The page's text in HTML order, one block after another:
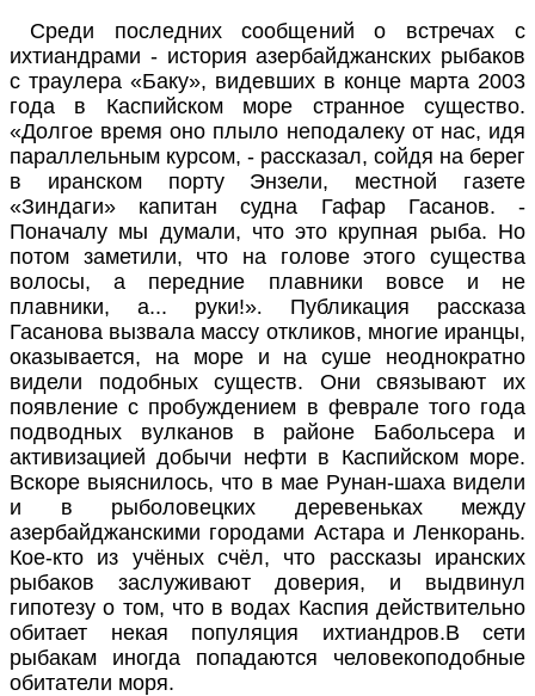
Среди последних сообщений о встречах с
ихтиандрами - история азербайджанских рыбаков
с траулера «Баку», видевших в конце марта 2003
года в Каспийском море странное существо.
«Долгое время оно плыло неподалеку от нас, идя
параллельным курсом, - рассказал, сойдя на берег
в иранском порту Энзели, местной газете
«Зиндаги» капитан судна Гафар Гасанов. -
Поначалу мы думали, что это крупная рыба. Но
потом заметили, что на голове этого существа
волосы, а передние плавники вовсе и не
плавники, а... руки!». Публикация рассказа
Гасанова вызвала массу откликов, многие иранцы,
оказывается, на море и на суше неоднократно
видели подобных существ. Они связывают их
появление с пробуждением в феврале того года
подводных вулканов в районе Бабольсера и
активизацией добычи нефти в Каспийском море.
Вскоре выяснилось, что в мае Рунан-шаха видели
и в рыболовецких деревеньках между
азербайджанскими городами Астара и Ленкорань.
Кое-кто из учёных счёл, что рассказы иранских
рыбаков заслуживают доверия, и выдвинул
гипотезу о том, что в водах Каспия действительно
обитает некая популяция ихтиандров.В сети
рыбакам иногда попадаются человекоподобные
обитатели моря.